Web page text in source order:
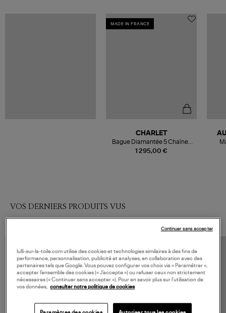
MADE IN FRANCE
1 295,00 €
CHARLET
Bague Diamantée 5 Chaînes
Or Jaune
VOS DERNIERS PRODUITS VUS
lulli-sur-la-toile.com utilise des cookies et technologies similaires à des fins de
performance, personnalisation, publicité et analyses, en collaboration avec des
partenaires tels que Google. Vous pouvez configurer vos choix via « Paramétrer »,
accepter l’ensemble des cookies (« J’accepte ») ou refuser ceux non strictement
nécessaires (« Continuer sans accepter »). Pour en savoir plus sur l’utilisation de
vos données, consulter notre politique de cookies
Continuer sans accepter